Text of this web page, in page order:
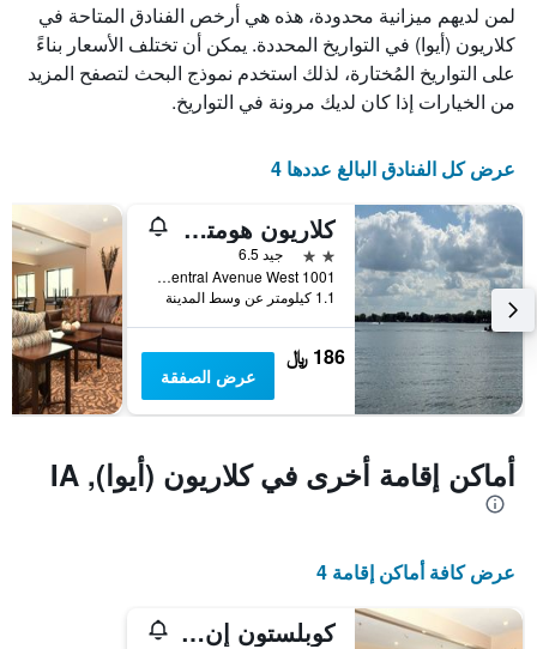
لمن لديهم ميزانية محدودة، هذه هي أرخص الفنادق المتاحة في
كلاريون (أيوا) في التواريخ المحددة. يمكن أن تختلف الأسعار بناءً
على التواريخ المُختارة، لذلك استخدم نموذج البحث لتصفح المزيد
من الخيارات إذا كان لديك مرونة في التواريخ.
عرض كل الفنادق البالغ عددها 4
كلاريون هومتاون إن
2 نجمتين
جيد 6.5
1001 Central Avenue West, كلاريون (أيوا), IA, الولايات المتحدة الأميريكية
1.1 كيلومتر عن وسط المدينة
186 ﷼
عرض الصفقة
أماكن إقامة أخرى في كلاريون (أيوا), IA
عرض كافة أماكن إقامة 4
كوبلستون إن آند سويتس - كلاريون